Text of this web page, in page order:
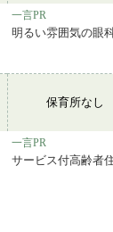
一言PR
明るい雰囲気の眼
保育所なし
一言PR
サービス付高齢者